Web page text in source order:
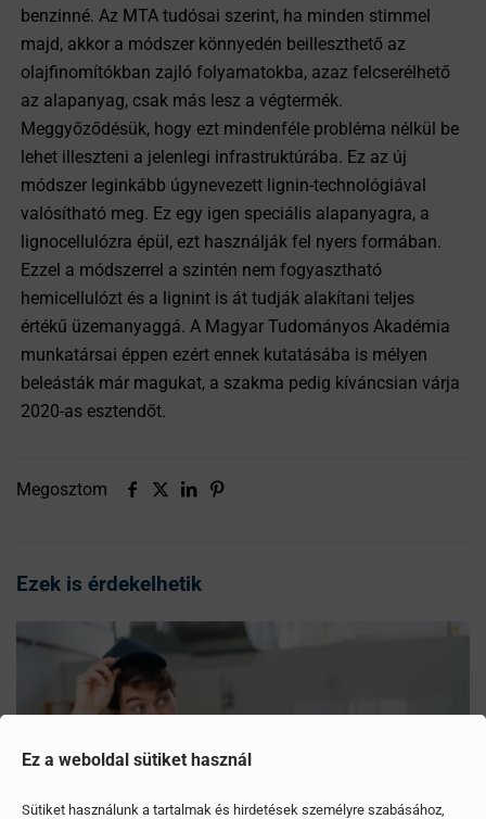
Ez a weboldal sütiket használ
Sütiket használunk a tartalmak és hirdetések személyre szabásához,
benzinné. Az MTA tudósai szerint, ha minden stimmel
majd, akkor a módszer könnyedén beilleszthető az
olajfinomítókban zajló folyamatokba, azaz felcserélhető
az alapanyag, csak más lesz a végtermék.
Meggyőződésük, hogy ezt mindenféle probléma nélkül be
lehet illeszteni a jelenlegi infrastruktúrába. Ez az új
módszer leginkább úgynevezett lignin-technológiával
valósítható meg. Ez egy igen speciális alapanyagra, a
lignocellulózra épül, ezt használják fel nyers formában.
Ezzel a módszerrel a szintén nem fogyasztható
hemicellulózt és a lignint is át tudják alakítani teljes
értékű üzemanyaggá. A Magyar Tudományos Akadémia
munkatársai éppen ezért ennek kutatásába is mélyen
beleásták már magukat, a szakma pedig kíváncsian várja
2020-as esztendőt.
Megosztom
Ezek is érdekelhetik